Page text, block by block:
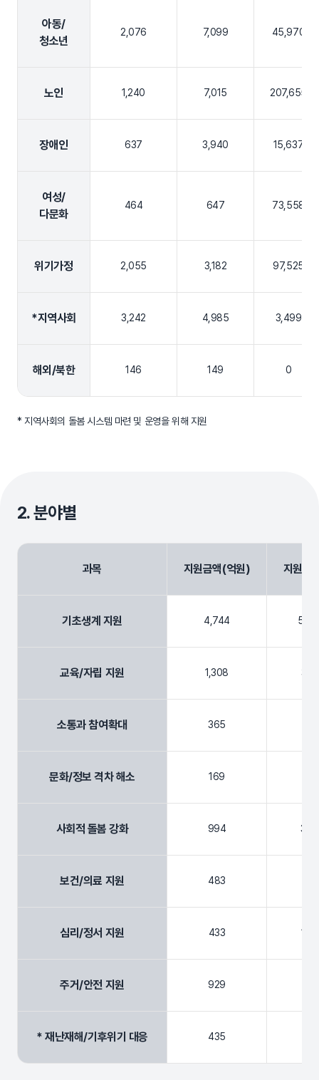
아동/
청소년
2,076 7,099 45,970
노인 1,240 7,015 207,655
장애인 637 3,940 15,637
여성/
다문화
464 647 73,558
위기가정 2,055 3,182 97,525
*지역사회 3,242 4,985 3,499
해외/북한 146 149 0
* 지역사회의 돌봄 시스템 마련 및 운영을 위해 지원
2. 분야별
과목 지원금액(억원) 지원건
기초생계 지원 4,744
교육/자립 지원 1,308
소통과 참여확대 365
문화/정보 격차 해소 169
사회적 돌봄 강화 994
보건/의료 지원 483
심리/정서 지원 433
주거/안전 지원 929
* 재난재해/기후위기 대응 435